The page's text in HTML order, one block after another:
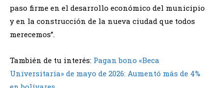
paso firme en el desarrollo económico del municipio
y en la construcción de la nueva ciudad que todos
merecemos”.
También de tu interés: Pagan bono «Beca
Universitaria» de mayo de 2026: Aumentó más de 4%